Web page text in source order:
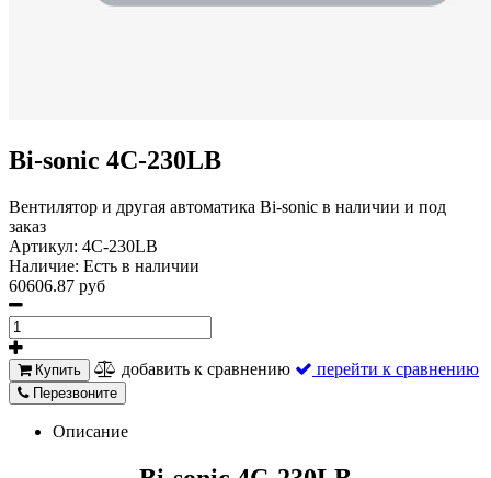
Bi-sonic 4C-230LB
Вентилятор и другая автоматика Bi-sonic в наличии и под
заказ
Артикул: 4C-230LB
Наличие: Есть в наличии
60606.87 руб
Купить добавить к сравнению перейти к сравнению
Перезвоните
Описание